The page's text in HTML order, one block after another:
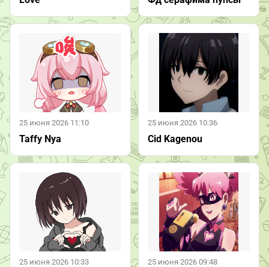
25 июня 2026 11:10
Taffy Nya
25 июня 2026 10:36
Cid Kagenou
25 июня 2026 10:33 25 июня 2026 09:48